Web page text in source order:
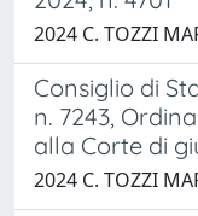
2024 C. TOZZI
Consiglio di
n. 7243,
alla Corte di
2024 C. TOZZI